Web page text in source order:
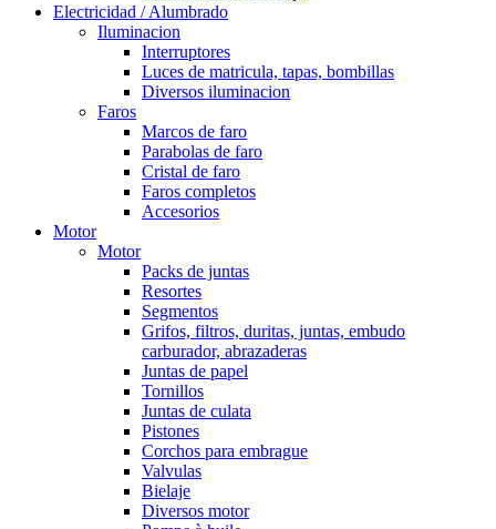
Electricidad / Alumbrado
Iluminacion
Interruptores
Luces de matricula, tapas, bombillas
Diversos iluminacion
Faros
Marcos de faro
Parabolas de faro
Cristal de faro
Faros completos
Accesorios
Motor
Motor
Packs de juntas
Resortes
Segmentos
Grifos, filtros, duritas, juntas, embudo
carburador, abrazaderas
Juntas de papel
Tornillos
Juntas de culata
Pistones
Corchos para embrague
Valvulas
Bielaje
Diversos motor